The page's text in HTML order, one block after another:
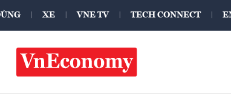
XE VNE TV TECH CONNECT